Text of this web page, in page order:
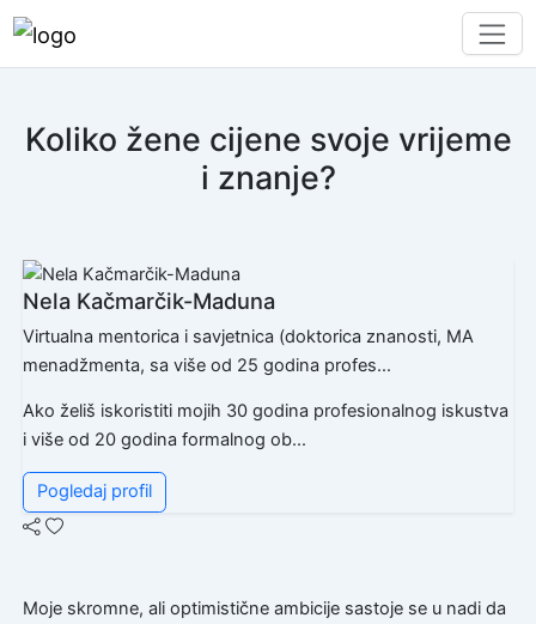
Koliko žene cijene svoje vrijeme
i znanje?
Nela Kačmarčik-Maduna
Virtualna mentorica i savjetnica (doktorica znanosti, MA
menadžmenta, sa više od 25 godina profes...
Ako želiš iskoristiti mojih 30 godina profesionalnog iskustva
i više od 20 godina formalnog ob...
Pogledaj profil
Moje skromne, ali optimistične ambicije sastoje se u nadi da